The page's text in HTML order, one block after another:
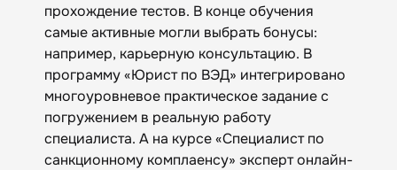
прохождение тестов. В конце обучения
самые активные могли выбрать бонусы:
например, карьерную консультацию. В
программу «Юрист по ВЭД» интегрировано
многоуровневое практическое задание с
погружением в реальную работу
специалиста. А на курсе «Специалист по
санкционному комплаенсу» эксперт онлайн-